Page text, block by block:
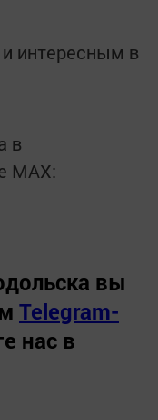
интересным в
в
MАХ:
вы
Telegram-
нас в